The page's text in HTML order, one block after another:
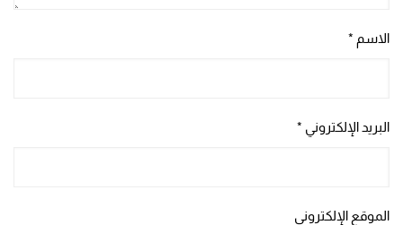
الاسم *
البريد الإلكتروني *
الموقع الإلكتروني